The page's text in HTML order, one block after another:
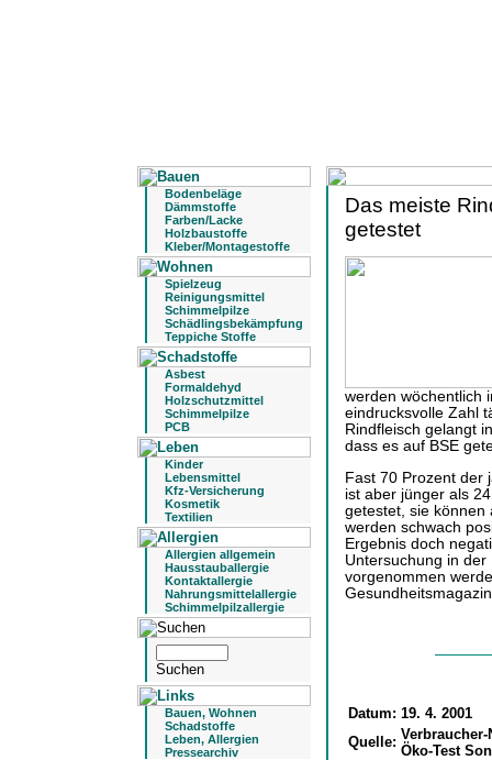
Bodenbeläge
Dämmstoffe
Farben/Lacke
Holzbaustoffe
Kleber/Montagestoffe
Spielzeug
Reinigungsmittel
Schimmelpilze
Schädlingsbekämpfung
Teppiche Stoffe
Asbest
Formaldehyd
Holzschutzmittel
Schimmelpilze
PCB
Kinder
Lebensmittel
Kfz-Versicherung
Kosmetik
Textilien
Allergien allgemein
Hausstauballergie
Kontaktallergie
Nahrungsmittelallergie
Schimmelpilzallergie
Bauen, Wohnen
Schadstoffe
Leben, Allergien
Pressearchiv
Das meiste
getestet
werden wöchentlich
eindrucksvolle Zahl
Rindfleisch gelangt
dass es auf BSE
Fast 70 Prozent der
ist aber jünger als
getestet, sie können
werden schwach
Ergebnis doch
Untersuchung in
vorgenommen
Datum: 19. 4. 2001
Quelle:
Öko-Test